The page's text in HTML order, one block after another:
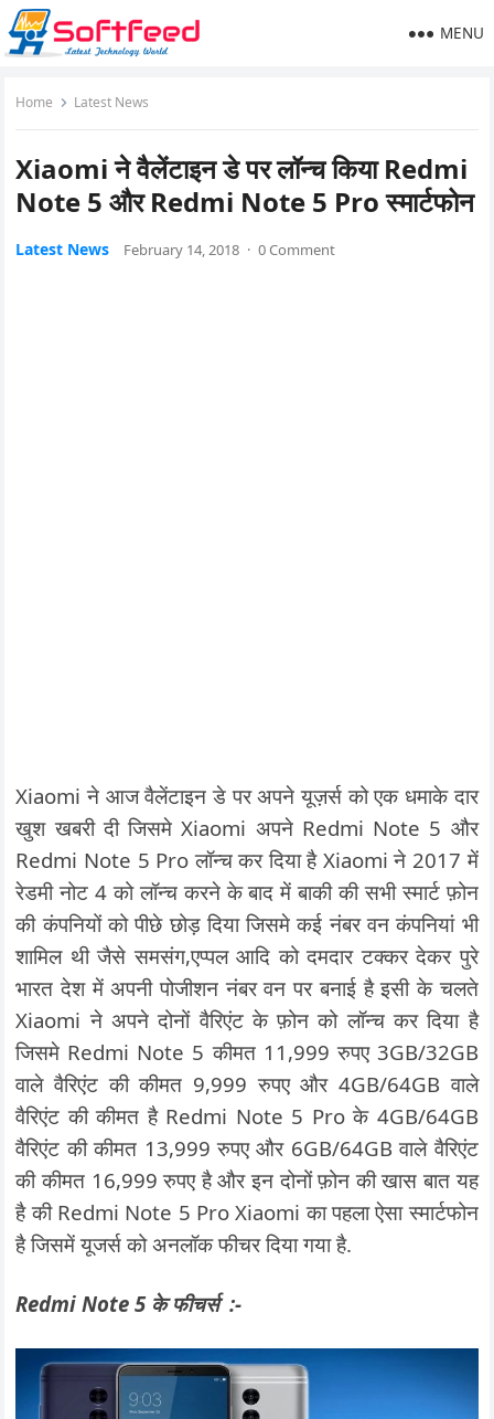
MENU
Home Latest News
Xiaomi ने वैलेंटाइन डे पर लॉन्‍च किया Redmi
Note 5 और Redmi Note 5 Pro स्‍मार्टफोन
Latest News February 14, 2018 · 0 Comment
Xiaomi ने आज वैलेंटाइन डे पर अपने यूज़र्स को एक धमाके दार
खुश खबरी दी जिसमे Xiaomi अपने Redmi Note 5 और
Redmi Note 5 Pro लॉन्‍च कर दिया है Xiaomi ने 2017 में
रेडमी नोट 4 को लॉन्च करने के बाद में बाकी की सभी स्मार्ट फ़ोन
की कंपनियों को पीछे छोड़ दिया जिसमे कई नंबर वन कंपनियां भी
शामिल थी जैसे समसंग,एप्पल आदि को दमदार टक्कर देकर पुरे
भारत देश में अपनी पोजीशन नंबर वन पर बनाई है इसी के चलते
Xiaomi ने अपने दोनों वैरिएंट के फ़ोन को लॉन्‍च कर दिया है
जिसमे Redmi Note 5 कीमत 11,999 रुपए 3GB/32GB
वाले वैरिएंट की कीमत 9,999 रुपए और 4GB/64GB वाले
वैरिएंट की कीमत है Redmi Note 5 Pro के 4GB/64GB
वैरिएंट की कीमत 13,999 रुपए और 6GB/64GB वाले वैरिएंट
की कीमत 16,999 रुपए है और इन दोनों फ़ोन की खास बात यह
है की Redmi Note 5 Pro Xiaomi का पहला ऐसा स्‍मार्टफोन
है जिसमें यूजर्स को अनलॉक फीचर दिया गया है.
Redmi Note 5 के फीचर्स :-